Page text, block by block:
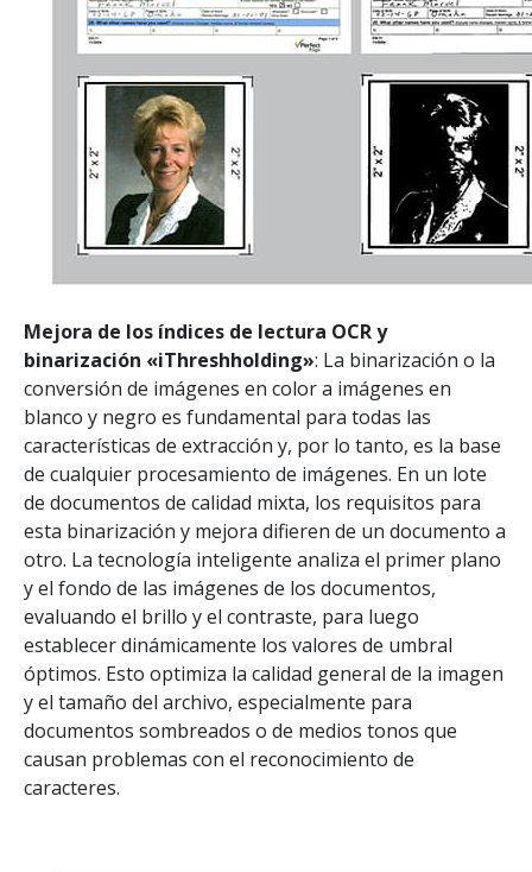
Mejora de los índices de lectura OCR y
binarización «iThreshholding»: La binarización o la
conversión de imágenes en color a imágenes en
blanco y negro es fundamental para todas las
características de extracción y, por lo tanto, es la base
de cualquier procesamiento de imágenes. En un lote
de documentos de calidad mixta, los requisitos para
esta binarización y mejora difieren de un documento a
otro. La tecnología inteligente analiza el primer plano
y el fondo de las imágenes de los documentos,
evaluando el brillo y el contraste, para luego
establecer dinámicamente los valores de umbral
óptimos. Esto optimiza la calidad general de la imagen
y el tamaño del archivo, especialmente para
documentos sombreados o de medios tonos que
causan problemas con el reconocimiento de
caracteres.